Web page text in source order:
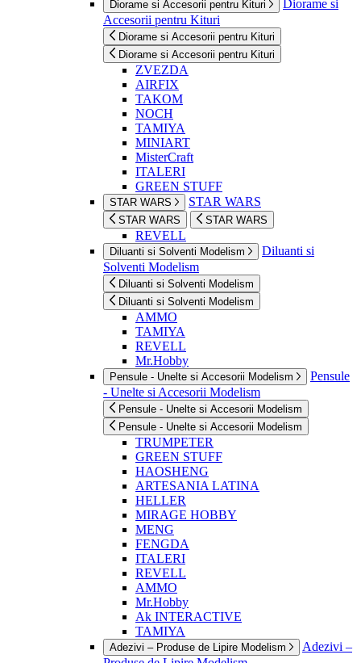
Diorame si Accesorii pentru Kituri
Diorame si
Accesorii pentru Kituri
Diorame si Accesorii pentru Kituri
Diorame si Accesorii pentru Kituri
ZVEZDA
AIRFIX
TAKOM
NOCH
TAMIYA
MINIART
MisterCraft
ITALERI
GREEN STUFF
STAR WARS STAR WARS
STAR WARS STAR WARS
REVELL
Diluanti si Solventi Modelism
Diluanti si
Solventi Modelism
Diluanti si Solventi Modelism
Diluanti si Solventi Modelism
AMMO
TAMIYA
REVELL
Mr.Hobby
Pensule - Unelte si Accesorii Modelism
Pensule
- Unelte si Accesorii Modelism
Pensule - Unelte si Accesorii Modelism
Pensule - Unelte si Accesorii Modelism
TRUMPETER
GREEN STUFF
HAOSHENG
ARTESANIA LATINA
HELLER
MIRAGE HOBBY
MENG
FENGDA
ITALERI
REVELL
AMMO
Mr.Hobby
Ak INTERACTIVE
TAMIYA
Adezivi – Produse de Lipire Modelism
Adezivi –